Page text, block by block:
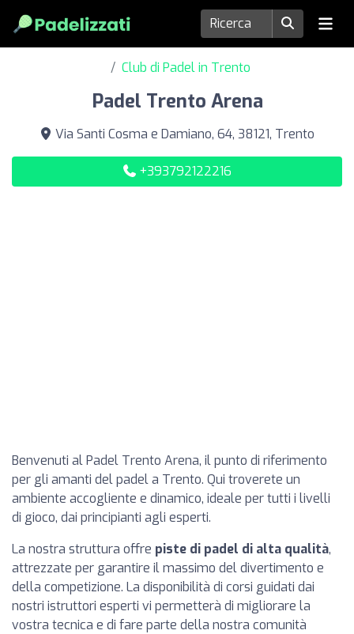
Club di Padel in Trento
Padel Trento Arena
Via Santi Cosma e Damiano, 64, 38121, Trento
+393792122216
Benvenuti al Padel Trento Arena, il punto di riferimento
per gli amanti del padel a Trento. Qui troverete un
ambiente accogliente e dinamico, ideale per tutti i livelli
di gioco, dai principianti agli esperti.
La nostra struttura offre piste di padel di alta qualità,
attrezzate per garantire il massimo del divertimento e
della competizione. La disponibilità di corsi guidati dai
nostri istruttori esperti vi permetterà di migliorare la
vostra tecnica e di fare parte della nostra comunità